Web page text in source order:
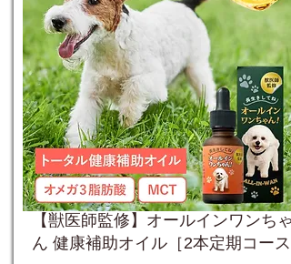
【獣医師監修】オールインワンちゃ
ん 健康補助オイル［2本定期コース